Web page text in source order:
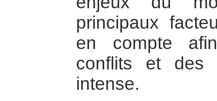
principaux
en compte
conflits et des
intense.